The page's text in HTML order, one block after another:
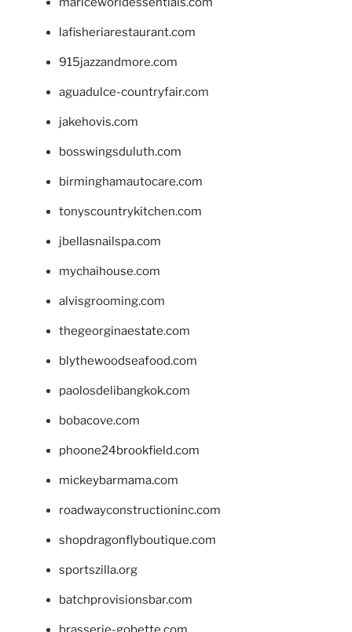
lafisheriarestaurant.com
915jazzandmore.com
aguadulce-countryfair.com
jakehovis.com
bosswingsduluth.com
birminghamautocare.com
tonyscountrykitchen.com
jbellasnailspa.com
mychaihouse.com
alvisgrooming.com
thegeorginaestate.com
blythewoodseafood.com
paolosdelibangkok.com
bobacove.com
phoone24brookfield.com
mickeybarmama.com
roadwayconstructioninc.com
shopdragonflyboutique.com
sportszilla.org
batchprovisionsbar.com